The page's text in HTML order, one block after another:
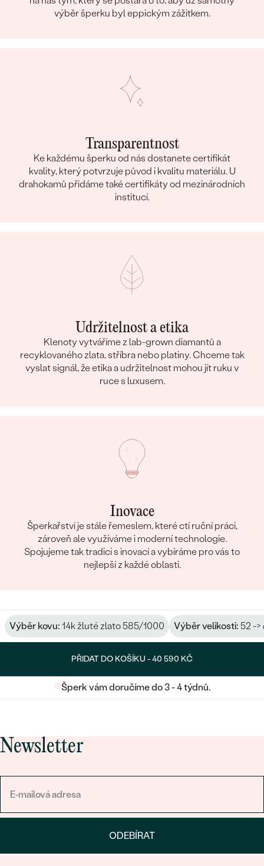
výběr šperku byl eppickým zážitkem.
Transparentnost
Ke každému šperku od nás dostanete certifikát
kvality, který potvrzuje původ i kvalitu materiálu. U
drahokamů přidáme také certifikáty od mezinárodních
institucí.
Udržitelnost a etika
Klenoty vytváříme z lab-grown diamantů a
recyklovaného zlata, stříbra nebo platiny. Chceme tak
vyslat signál, že etika a udržitelnost mohou jít ruku v
ruce s luxusem.
Inovace
Šperkařství je stále řemeslem, které ctí ruční práci,
zároveň ale využíváme i moderní technologie.
Spojujeme tak tradici s inovací a vybíráme pro vás to
nejlepší z každé oblasti.
Výběr kovu: 14k žluté zlato 585/1000 Výběr velikosti: 52 ->
PŘIDAT DO KOŠÍKU -40 590 KČ
Šperk vám doručíme do 3 - 4 týdnů.
Newsletter
ODEBÍRAT